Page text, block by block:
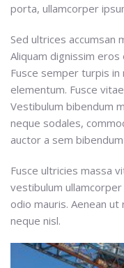
porta, ullamcorper
Sed ultrices accumsan
Aliquam dignissim
Fusce semper turpis in
elementum. Fusce
Vestibulum bibendum
neque sodales,
auctor a sem
Fusce ultricies massa
vestibulum
odio mauris. Aenean
neque nisl.